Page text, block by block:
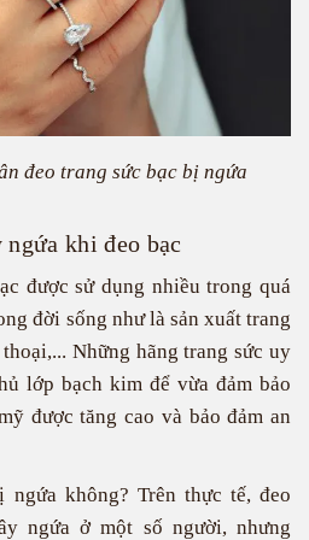
đeo trang sức bạc bị ngứa
ngứa khi đeo bạc
được sử dụng nhiều trong quá
đời sống như là sản xuất trang
Những hãng trang sức uy
lớp bạch kim để vừa đảm bảo
được tăng cao và bảo đảm an
không? Trên thực tế, đeo
ngứa ở một số người, nhưng